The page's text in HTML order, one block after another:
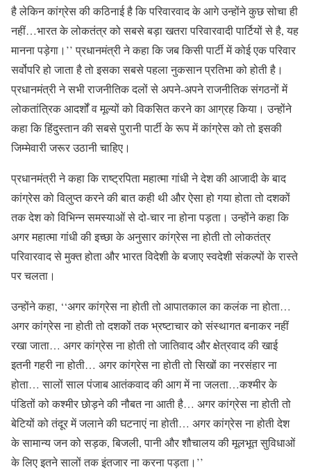
है लेकिन कांग्रेस की कठिनाई है कि परिवारवाद के आगे उन्होंने कुछ सोचा ही
नहीं…भारत के लोकतंत्र को सबसे बड़ा खतरा परिवारवादी पार्टियों से है, यह
मानना पड़ेगा।’’ प्रधानमंत्री ने कहा कि जब किसी पार्टी में कोई एक परिवार
सर्वोपरि हो जाता है तो इसका सबसे पहला नुकसान प्रतिभा को होती है।
प्रधानमंत्री ने सभी राजनीतिक दलों से अपने-अपने राजनीतिक संगठनों में
लोकतांत्रिक आदर्शों व मूल्यों को विकसित करने का आग्रह किया। उन्होंने
कहा कि हिंदुस्तान की सबसे पुरानी पार्टी के रूप में कांग्रेस को तो इसकी
जिम्मेवारी जरूर उठानी चाहिए।
प्रधानमंत्री ने कहा कि राष्ट्रपिता महात्मा गांधी ने देश की आजादी के बाद
कांग्रेस को विलुप्त करने की बात कही थी और ऐसा हो गया होता तो दशकों
तक देश को विभिन्न समस्याओं से दो-चार ना होना पड़ता। उन्होंने कहा कि
अगर महात्मा गांधी की इच्छा के अनुसार कांग्रेस ना होती तो लोकतंत्र
परिवारवाद से मुक्त होता और भारत विदेशी के बजाए स्वदेशी संकल्पों के रास्ते
पर चलता।
उन्होंने कहा, ‘‘अगर कांग्रेस ना होती तो आपातकाल का कलंक ना होता…
अगर कांग्रेस ना होती तो दशकों तक भ्रष्टाचार को संस्थागत बनाकर नहीं
रखा जाता… अगर कांग्रेस ना होती तो जातिवाद और क्षेत्रवाद की खाई
इतनी गहरी ना होती… अगर कांग्रेस ना होती तो सिखों का नरसंहार ना
होता… सालों साल पंजाब आतंकवाद की आग में ना जलता…कश्मीर के
पंडितों को कश्मीर छोड़ने की नौबत ना आती है… अगर कांग्रेस ना होती तो
बेटियों को तंदूर में जलाने की घटनाएं ना होती… अगर कांग्रेस ना होती देश
के सामान्य जन को सड़क, बिजली, पानी और शौचालय की मूलभूत सुविधाओं
के लिए इतने सालों तक इंतजार ना करना पड़ता।’’